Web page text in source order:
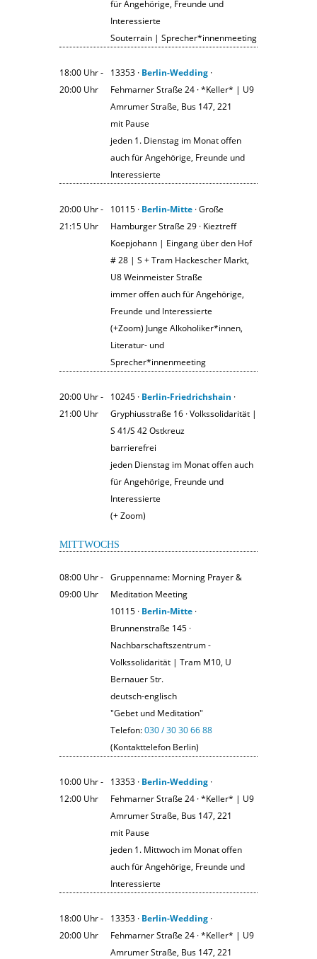
für Angehörige, Freunde und
Interessierte
Souterrain | Sprecher*innenmeeting
18:00 Uhr ‐
20:00 Uhr
13353 · Berlin-Wedding ·
Fehmarner Straße 24 · *Keller* | U9
Amrumer Straße, Bus 147, 221
mit Pause
jeden 1. Dienstag im Monat offen
auch für Angehörige, Freunde und
Interessierte
20:00 Uhr ‐
21:15 Uhr
10115 · Berlin-Mitte · Große
Hamburger Straße 29 · Kieztreff
Koepjohann | Eingang über den Hof
# 28 | S + Tram Hackescher Markt,
U8 Weinmeister Straße
immer offen auch für Angehörige,
Freunde und Interessierte
(+Zoom) Junge Alkoholiker*innen,
Literatur- und
Sprecher*innenmeeting
20:00 Uhr ‐
21:00 Uhr
10245 · Berlin-Friedrichshain ·
Gryphiusstraße 16 · Volkssolidarität |
S 41/S 42 Ostkreuz
barrierefrei
jeden Dienstag im Monat offen auch
für Angehörige, Freunde und
Interessierte
(+ Zoom)
MITTWOCHS
08:00 Uhr ‐
09:00 Uhr
Gruppenname: Morning Prayer &
Meditation Meeting
10115 · Berlin-Mitte ·
Brunnenstraße 145 ·
Nachbarschaftszentrum -
Volkssolidarität | Tram M10, U
Bernauer Str.
deutsch-englisch
"Gebet und Meditation"
Telefon:030 / 30 30 66 88
(Kontakttelefon Berlin)
10:00 Uhr ‐
12:00 Uhr
13353 · Berlin-Wedding ·
Fehmarner Straße 24 · *Keller* | U9
Amrumer Straße, Bus 147, 221
mit Pause
jeden 1. Mittwoch im Monat offen
auch für Angehörige, Freunde und
Interessierte
18:00 Uhr ‐
20:00 Uhr
13353 · Berlin-Wedding ·
Fehmarner Straße 24 · *Keller* | U9
Amrumer Straße, Bus 147, 221